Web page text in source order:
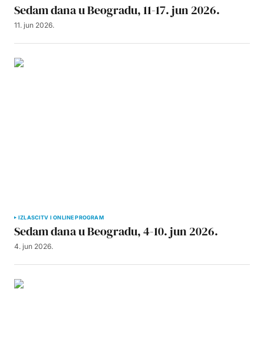
Sedam dana u Beogradu, 11-17. jun 2026.
11. jun 2026.
IZLASCITV I ONLINE PROGRAM
Sedam dana u Beogradu, 4-10. jun 2026.
4. jun 2026.